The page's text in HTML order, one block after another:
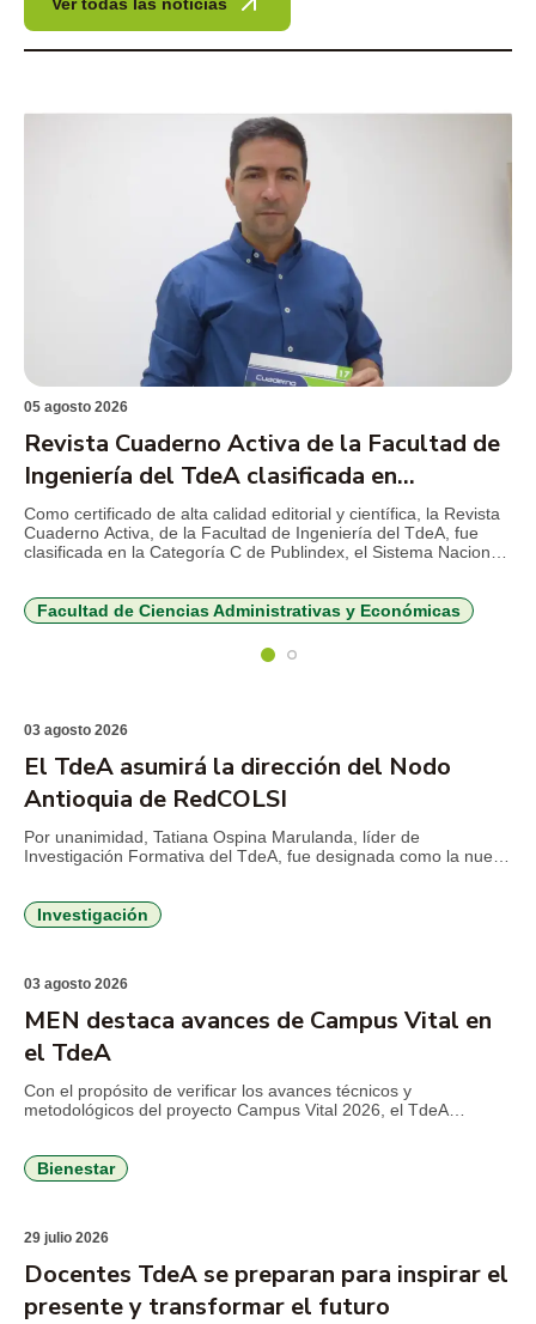
05 agosto 2026
Revista Cuaderno Activa de la Facultad de
Ingeniería del TdeA clasificada en
Publindex
Como certificado de alta calidad editorial y científica, la Revista
Cuaderno Activa, de la Facultad de Ingeniería del TdeA, fue
clasificada en la Categoría C de Publindex, el Sistema Nacional
con los resultados de la Convocatoria 977 de […]
Facultad de Ciencias Administrativas y Económicas
03 agosto 2026
El TdeA asumirá la dirección del Nodo
Antioquia de RedCOLSI
Por unanimidad, Tatiana Ospina Marulanda, líder de
Investigación Formativa del TdeA, fue designada como la nueva
2026-2029. Esta es la primera vez que un profesional de la
Institución Universitaria asume la máxima coordinación
Investigación
03 agosto 2026
MEN destaca avances de Campus Vital en
el TdeA
Con el propósito de verificar los avances técnicos y
metodológicos del proyecto Campus Vital 2026, el TdeA
seguimiento al convenio que busca fortalecer la permanencia
estudiantil y consolidar estrategias de bienestar con enfoque
Bienestar
29 julio 2026
Docentes TdeA se preparan para inspirar el
presente y transformar el futuro